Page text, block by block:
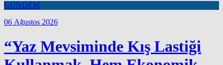
GÜNDEM
06 Ağustos 2026
“Yaz Mevsiminde Kış Lastiği